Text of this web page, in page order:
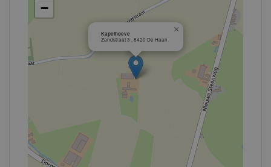
Kapelhoeve
Zandstraat 3 , 8420 De Haan
×
−